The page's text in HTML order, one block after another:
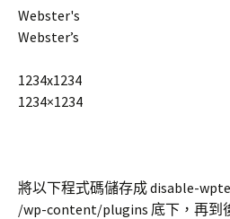
Webster's
Webster’s
1234x1234
1234×1234
將以下程式碼儲存成 disable-
/wp-content/plugins 底下，再到